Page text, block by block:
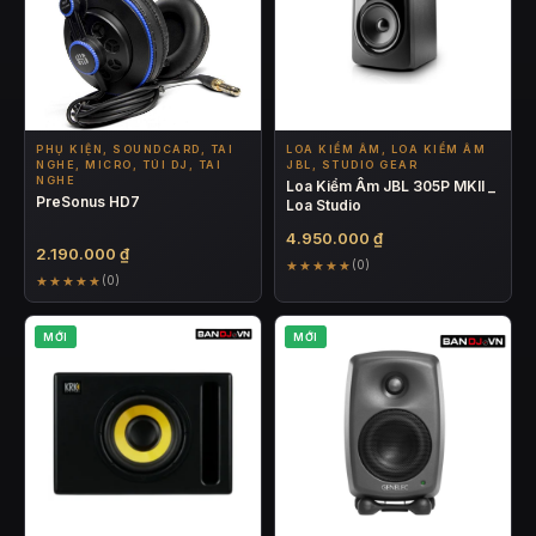
PHỤ KIỆN, SOUNDCARD, TAI
NGHE, MICRO, TÚI DJ, TAI
NGHE
PreSonus HD7
2.190.000 ₫
★★★★★ (0)
LOA KIỂM ÂM, LOA KIỂM ÂM
JBL, STUDIO GEAR
Loa Kiểm Âm JBL 305P MKII _
Loa Studio
4.950.000 ₫
★★★★★ (0)
MỚI MỚI